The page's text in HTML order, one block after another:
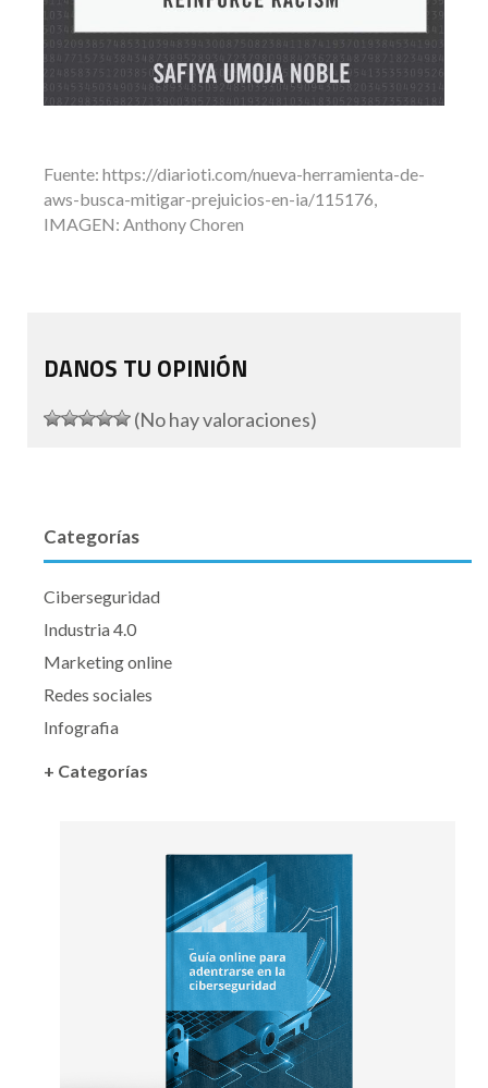
Fuente: https://diarioti.com/nueva-herramienta-de-
aws-busca-mitigar-prejuicios-en-ia/115176,
IMAGEN: Anthony Choren
DANOS TU OPINIÓN
(No hay valoraciones)
Categorías
Ciberseguridad
Industria 4.0
Marketing online
Redes sociales
Infografia
+ Categorías